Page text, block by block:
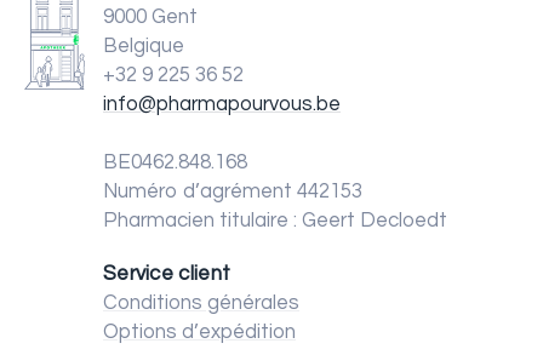
9000 Gent
Belgique
+32 9 225 36 52
info@pharmapourvous.be
BE0462.848.168
Numéro d’agrément 442153
Pharmacien titulaire : Geert Decloedt
Service client
Conditions générales
Options d’expédition